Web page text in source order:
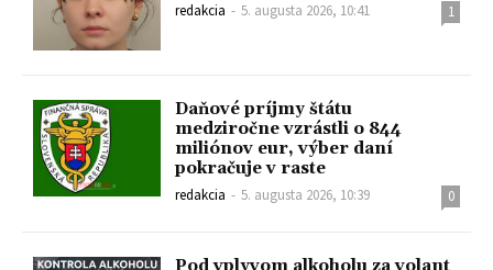
redakcia - 5. augusta 2026, 10:41 1
Daňové príjmy štátu
medziročne vzrástli o 844
miliónov eur, výber daní
pokračuje v raste
redakcia - 5. augusta 2026, 10:39 0